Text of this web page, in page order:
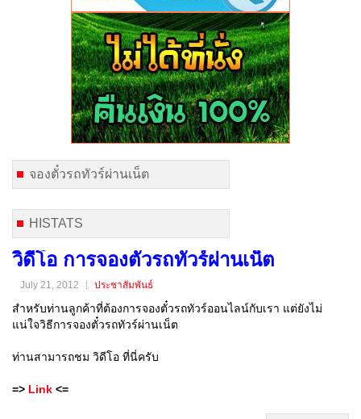
จองตั๋วรถทัวร์ผ่านเน็ต
HISTATS
วิดีโอ การจองตั๋วรถทัวร์ผ่านเน็ต
July 21, 2012 ประชาสัมพันธ์
สำหรับท่านลูกค้าที่ต้องการจองตั๋วรถทัวร์ออนไลน์กับเรา แต่ยังไม่
แน่ใจวิธีการจองตั๋วรถทัวร์ผ่านเน็ต
ท่านสามารถชม วิดีโอ ที่นี่ครับ
=> Link <=